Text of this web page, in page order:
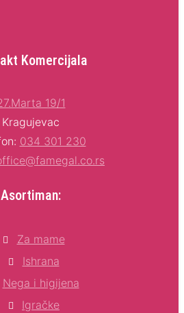
Komercijala
19/1
Kragujevac
034 301 230
Asortiman:
Za mame
Ishrana
Nega i higijena
Igračke